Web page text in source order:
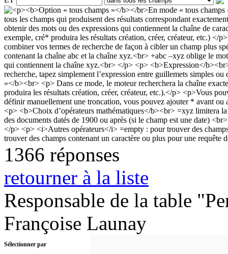
1366 réponses
retourner à la liste
Responsable de la table
Françoise Launay
Sélectionner par